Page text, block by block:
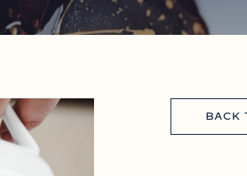
BACK